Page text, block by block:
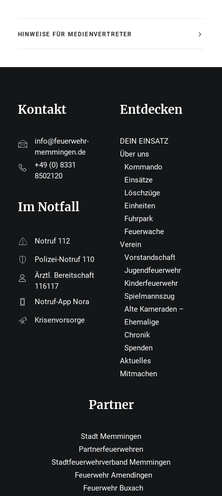
HINWEISE FÜR MEDIENVERTRETER
Kontakt
info@feuerwehr-
memmingen.de
+49 (0) 8331
8502120
Im Notfall
Notruf 112
Polizei-Notruf 110
Ärztl. Bereitschaft
116117
Notruf-App Nora
Krisenvorsorge
Entdecken
DEIN EINSATZ
Über uns
Kommando
Einsätze
Löschzüge
Einheiten
Fuhrpark
Feuerwache
Verein
Vorstandschaft
Jugendfeuerwehr
Kinderfeuerwehr
Spielmannszug
Alte Kameraden –
Ehemalige
Chronik
Spenden
Aktuelles
Mitmachen
Partner
Stadt Memmingen
Partnerfeuerwehren
Stadtfeuerwehrverband Memmingen
Feuerwehr Amendingen
Feuerwehr Buxach